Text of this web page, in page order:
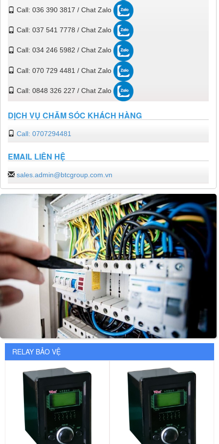
Call: 036 390 3817 / Chat Zalo
Call: 037 541 7778 / Chat Zalo
Call: 034 246 5982 / Chat Zalo
Call: 070 729 4481 / Chat Zalo
Call: 0848 326 227 / Chat Zalo
DỊCH VỤ CHĂM SÓC KHÁCH HÀNG
Call: 0707294481
EMAIL LIÊN HỆ
sales.admin@btcgroup.com.vn
RELAY BẢO VỆ